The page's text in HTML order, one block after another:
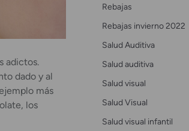
adictos.
dado y al
más
los
Rebajas
Rebajas invierno 2022
Salud Auditiva
Salud auditiva
Salud visual
Salud Visual
Salud visual infantil